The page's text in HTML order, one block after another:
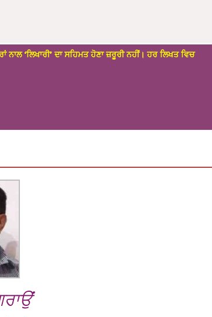
ਨਾਲ ‘ਲਿਖਾਰੀ’ ਦਾ ਸਹਿਮਤ ਹੋਣਾ ਜ਼ਰੂਰੀ ਨਹੀਂ। ਹਰ ਲਿਖਤ ਵਿਚ